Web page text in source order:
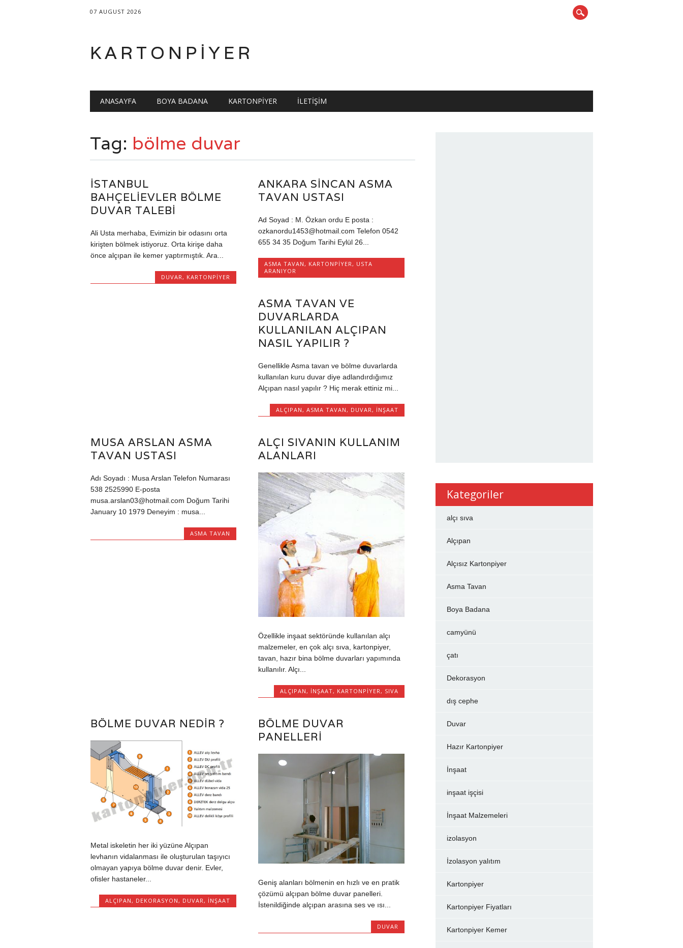
07 AUGUST 2026
KARTONPIYER
Main menu
ANASAYFA BOYA BADANA KARTONPIYER İLETIŞIM
Tag: bölme duvar
İSTANBUL
BAHÇELIEVLER BÖLME
DUVAR TALEBI
Ali Usta merhaba, Evimizin bir odasını orta
kirişten bölmek istiyoruz. Orta kirişe daha
önce alçıpan ile kemer yaptırmıştık. Ara...
DUVAR , KARTONPIYER
ANKARA SINCAN ASMA
TAVAN USTASI
Ad Soyad : M. Özkan ordu E posta :
ozkanordu1453@hotmail.com Telefon 0542
655 34 35 Doğum Tarihi Eylül 26...
ASMA TAVAN , KARTONPIYER , USTA
ARANIYOR
ASMA TAVAN VE
DUVARLARDA
KULLANILAN ALÇIPAN
NASIL YAPILIR ?
Genellikle Asma tavan ve bölme duvarlarda
kullanılan kuru duvar diye adlandırdığımız
Alçıpan nasıl yapılır ? Hiç merak ettiniz mi...
ALÇIPAN , ASMA TAVAN , DUVAR , İNŞAAT
MUSA ARSLAN ASMA
TAVAN USTASI
Adı Soyadı : Musa Arslan Telefon Numarası
538 2525990 E-posta
musa.arslan03@hotmail.com Doğum Tarihi
January 10 1979 Deneyim : musa...
ASMA TAVAN
ALÇI SIVANIN KULLANIM
ALANLARI
Özellikle inşaat sektöründe kullanılan alçı
malzemeler, en çok alçı sıva, kartonpiyer,
tavan, hazır bina bölme duvarları yapımında
kullanılır. Alçı...
ALÇIPAN , İNŞAAT, KARTONPIYER , SIVA
BÖLME DUVAR NEDIR ?
Metal iskeletin her iki yüzüne Alçıpan
levhanın vidalanması ile oluşturulan taşıyıcı
olmayan yapıya bölme duvar denir. Evler,
ofisler hastaneler...
ALÇIPAN , DEKORASYON , DUVAR , İNŞAAT
BÖLME DUVAR
PANELLERI
Geniş alanları bölmenin en hızlı ve en pratik
çözümü alçıpan bölme duvar panelleri.
İstenildiğinde alçıpan arasına ses ve ısı...
DUVAR
Kategoriler
alçı sıva
Alçıpan
Alçısız Kartonpiyer
Asma Tavan
Boya Badana
camyünü
çatı
Dekorasyon
dış cephe
Duvar
Hazır Kartonpiyer
İnşaat
inşaat işçisi
İnşaat Malzemeleri
izolasyon
İzolasyon yalıtım
Kartonpiyer
Kartonpiyer Fiyatları
Kartonpiyer Kemer